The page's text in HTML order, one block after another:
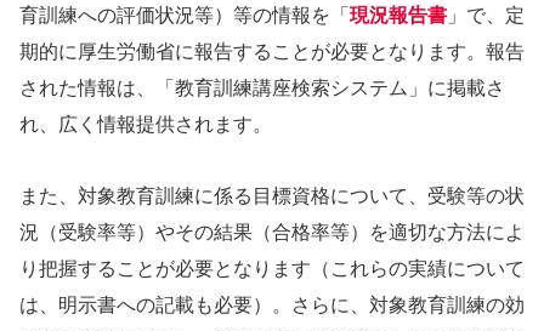
育訓練への評価状況等）等の情報を「 現況報告書 」で、定
期的に厚生労働省に報告することが必要となります。報告
された情報は、「教育訓練講座検索システム」に掲載さ
れ、広く情報提供されます。
また、対象教育訓練に係る目標資格について、受験等の状
況（受験率等）やその結果（合格率等）を適切な方法によ
り把握することが必要となります（これらの実績について
は、明示書への記載も必要）。さらに、対象教育訓練の効